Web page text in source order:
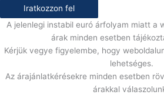
Iratkozzon fel
A jelenlegi instabil euró árfolyam miatt a
árak minden esetben
Kérjük vegye figyelembe, hogy
lehetséges.
Az árajánlatkérésekre minden esetben
árakkal